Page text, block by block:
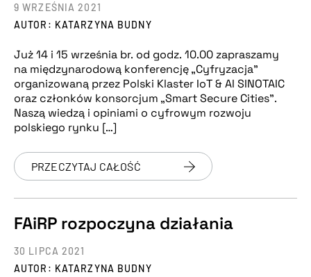
AUTOR: KATARZYNA BUDNY
9 WRZEŚNIA 2021
Już 14 i 15 września br. od godz. 10.00 zapraszamy
na międzynarodową konferencję „Cyfryzacja”
organizowaną przez Polski Klaster IoT & AI SINOTAIC
oraz członków konsorcjum „Smart Secure Cities”.
Naszą wiedzą i opiniami o cyfrowym rozwoju
polskiego rynku […]
PRZECZYTAJ CAŁOŚĆ
FAiRP rozpoczyna działania
AUTOR: KATARZYNA BUDNY
30 LIPCA 2021